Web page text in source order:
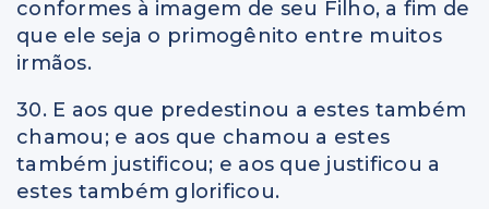
conformes à imagem de seu Filho, a fim de
que ele seja o primogênito entre muitos
irmãos.
30. E aos que predestinou a estes também
chamou; e aos que chamou a estes
também justificou; e aos que justificou a
estes também glorificou.